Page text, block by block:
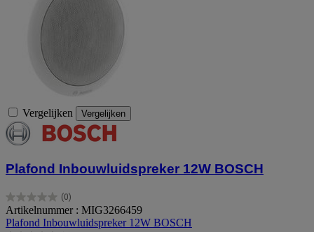
Vergelijken Vergelijken
Plafond Inbouwluidspreker 12W BOSCH
(0)
0.0
van
de
Artikelnummer : MIG3266459
Plafond Inbouwluidspreker 12W BOSCH